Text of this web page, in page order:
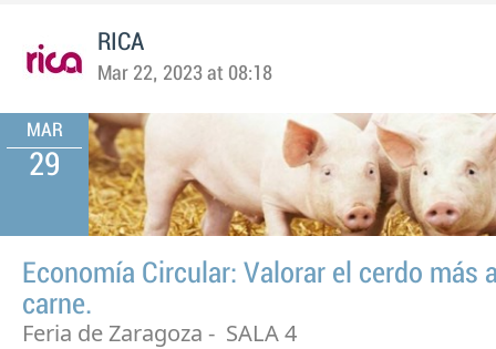
RICA
Mar 22, 2023 at 08:18
MAR
29
Economía Circular: Valorar el cerdo más
carne.
Feria de Zaragoza - SALA 4